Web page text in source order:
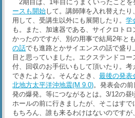
2期目は、1年目にうまくいったことを
ースも開始して。講師陣を入れ替えた
用して、受講生以外にも展開したり。学
も。また、加速器である、サイクロト
かったのですが、別の用事で結局2年と
の話でも進路とかサイエンスの話で盛
目と思っていました。エクステンドコ
付、回収のお手伝いもして頂いたり。
できたような。そんなとき、最後の発表
北地方太平洋沖地震(M 9.0)。発表会の
発の爆発。等につながるとは。3/12の昼
ホールの前に行きましたが、そこはすで
もちろん、誰も来るわけはないのですが